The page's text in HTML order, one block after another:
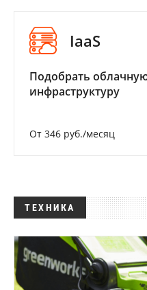
IaaS
Подобрать
инфраструктуру
От 346 руб./месяц
ТЕХНИКА